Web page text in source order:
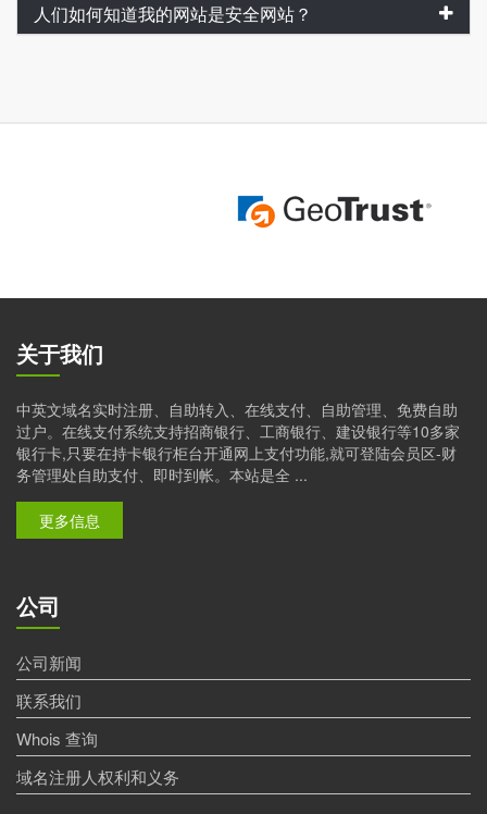
人们如何知道我的网站是安全网站？
关于我们
中英文域名实时注册、自助转入、在线支付、自助管理、免费自助
过户。在线支付系统支持招商银行、工商银行、建设银行等10多家
银行卡,只要在持卡银行柜台开通网上支付功能,就可登陆会员区-财
务管理处自助支付、即时到帐。本站是全 ...
更多信息
公司
公司新闻
联系我们
Whois 查询
域名注册人权利和义务